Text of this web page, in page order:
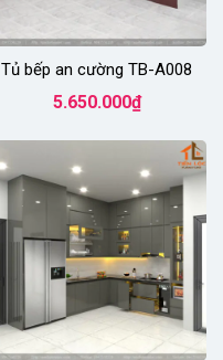
Tủ bếp an cường TB-A008
5.650.000₫